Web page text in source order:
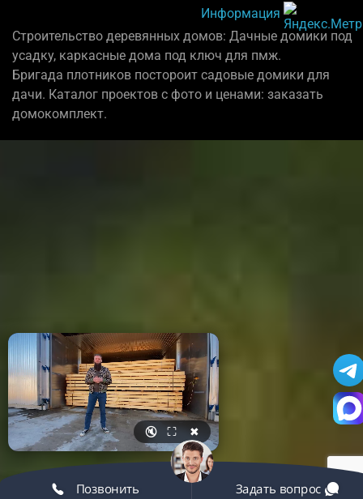
Информация
Строительство деревянных домов: Дачные домики под
усадку, каркасные дома под ключ для пмж.
Бригада плотников постороит садовые домики для
дачи. Каталог проектов с фото и ценами: заказать
домокомплект.
🔇 ⛶ ✖
Позвонить Задать вопрос